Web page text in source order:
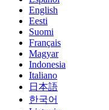
English
Eesti
Suomi
Français
Magyar
Indonesia
Italiano
日本語
한국어